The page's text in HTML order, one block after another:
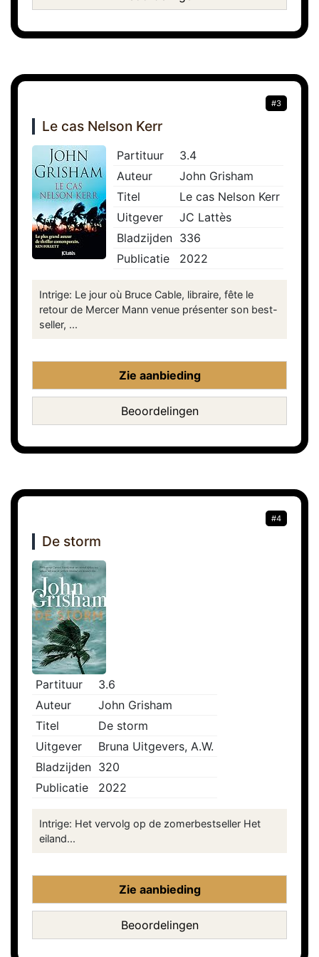
#3
Le cas Nelson Kerr
Partituur
3.4
Auteur
John Grisham
Titel
Le cas Nelson Kerr
Uitgever
JC Lattès
Bladzijden 336
Publicatie
2022
Intrige: Le jour où Bruce Cable, libraire, fête le
retour de Mercer Mann venue présenter son best-
seller, ...
Zie aanbieding
Beoordelingen
#4
De storm
Partituur
3.6
Auteur
John Grisham
Titel
De storm
Uitgever
Bruna Uitgevers, A.W.
Bladzijden 320
Publicatie
2022
Intrige: Het vervolg op de zomerbestseller Het
eiland...
Zie aanbieding
Beoordelingen